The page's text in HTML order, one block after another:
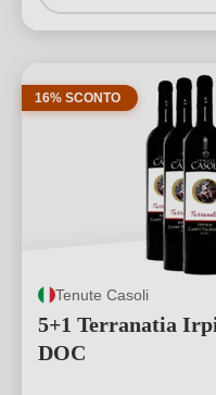
16% SCONTO
Tenute Casoli
5+1 Terranatia
DOC